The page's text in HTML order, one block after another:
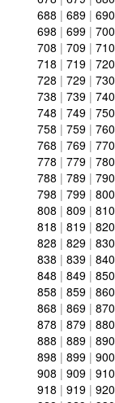
688 | 689 | 690
698 | 699 | 700
708 | 709 | 710
718 | 719 | 720
728 | 729 | 730
738 | 739 | 740
748 | 749 | 750
758 | 759 | 760
768 | 769 | 770
778 | 779 | 780
788 | 789 | 790
798 | 799 | 800
808 | 809 | 810
818 | 819 | 820
828 | 829 | 830
838 | 839 | 840
848 | 849 | 850
858 | 859 | 860
868 | 869 | 870
878 | 879 | 880
888 | 889 | 890
898 | 899 | 900
908 | 909 | 910
918 | 919 | 920